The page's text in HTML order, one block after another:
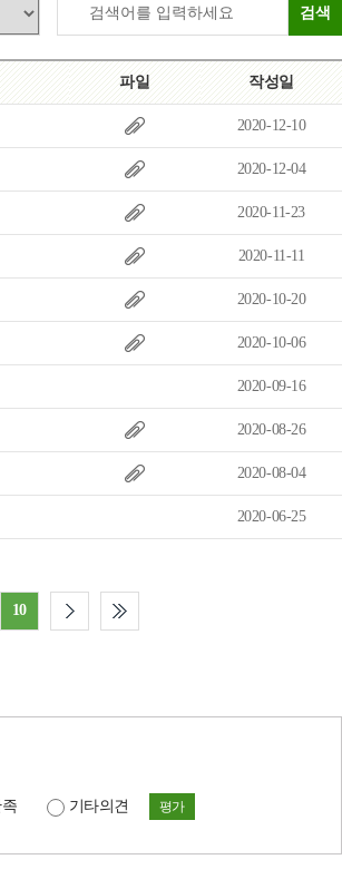
검색
파일 작성일
2020-12-10
2020-12-04
2020-11-23
2020-11-11
2020-10-20
2020-10-06
2020-09-16
2020-08-26
2020-08-04
2020-06-25
10
기타의견 평가